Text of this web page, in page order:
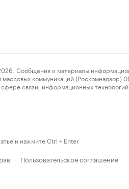
и материалы
коммуникаций
связи, информационных
и нажмите Ctrl + Enter
· Пользовательское соглашение ·